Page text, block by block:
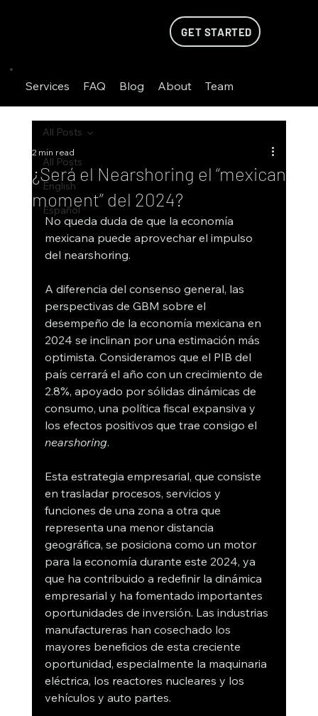
Services FAQ Blog About Team
GET STARTED
All Posts
English
Español
All Posts
¿Será el Nearshoring el “mexican
moment” del 2024?
2 min read
No queda duda de que la economía
mexicana puede aprovechar el impulso
del nearshoring.
A diferencia del consenso general, las
perspectivas de GBM sobre el
desempeño de la economía mexicana en
2024 se inclinan por una estimación más
optimista. Consideramos que el PIB del
país cerrará el año con un crecimiento de
2.8%, apoyado por sólidas dinámicas de
consumo, una política fiscal expansiva y
los efectos positivos que trae consigo el
nearshoring.
Esta estrategia empresarial, que consiste
en trasladar procesos, servicios y
funciones de una zona a otra que
representa una menor distancia
geográfica, se posiciona como un motor
para la economía durante este 2024, ya
que ha contribuido a redefinir la dinámica
empresarial y ha fomentado importantes
oportunidades de inversión. Las industrias
manufactureras han cosechado los
mayores beneficios de esta creciente
oportunidad, especialmente la maquinaria
eléctrica, los reactores nucleares y los
vehículos y auto partes.